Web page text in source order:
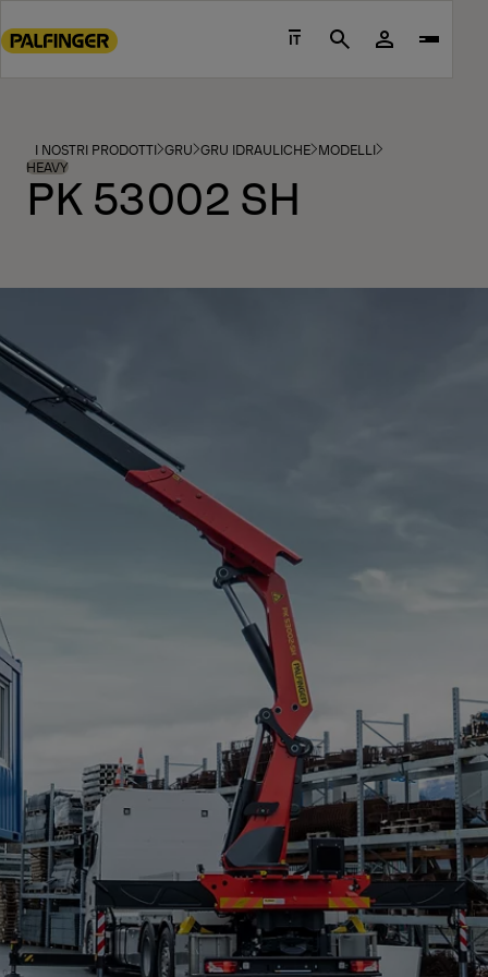
to
footer
content
IT Search
I NOSTRI PRODOTTI GRU GRU IDRAULICHE MODELLI
HEAVY
PK 53002 SH